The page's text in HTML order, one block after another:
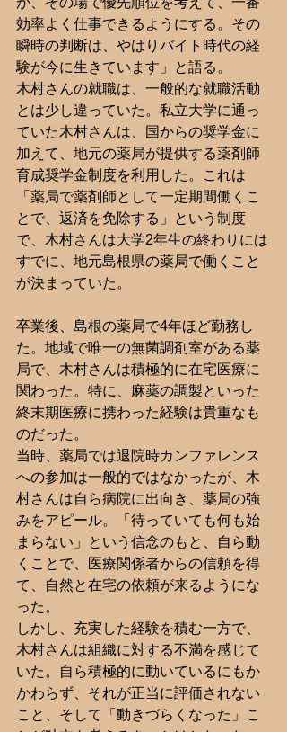
効率よく仕事できるようにする。その
瞬時の判断は、やはりバイト時代の経
験が今に生きています」と語る。
木村さんの就職は、一般的な就職活動
とは少し違っていた。私立大学に通っ
ていた木村さんは、国からの奨学金に
加えて、地元の薬局が提供する薬剤師
育成奨学金制度を利用した。これは
「薬局で薬剤師として一定期間働くこ
とで、返済を免除する」という制度
で、木村さんは大学2年生の終わりには
すでに、地元島根県の薬局で働くこと
が決まっていた。
卒業後、島根の薬局で4年ほど勤務し
た。地域で唯一の無菌調剤室がある薬
局で、木村さんは積極的に在宅医療に
関わった。特に、麻薬の調製といった
終末期医療に携わった経験は貴重なも
のだった。
当時、薬局では退院時カンファレンス
への参加は一般的ではなかったが、木
村さんは自ら病院に出向き、薬局の強
みをアピール。「待っていても何も始
まらない」という信念のもと、自ら動
くことで、医療関係者からの信頼を得
て、自然と在宅の依頼が来るようにな
った。
しかし、充実した経験を積む一方で、
木村さんは組織に対する不満を感じて
いた。自ら積極的に動いているにもか
かわらず、それが正当に評価されない
こと、そして「動きづらくなった」こ